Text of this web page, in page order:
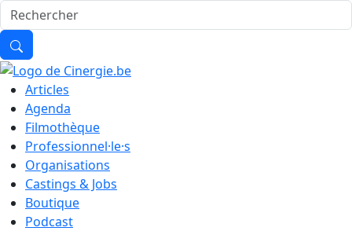
Articles
Agenda
Filmothèque
Professionnel·le·s
Organisations
Castings & Jobs
Boutique
Podcast